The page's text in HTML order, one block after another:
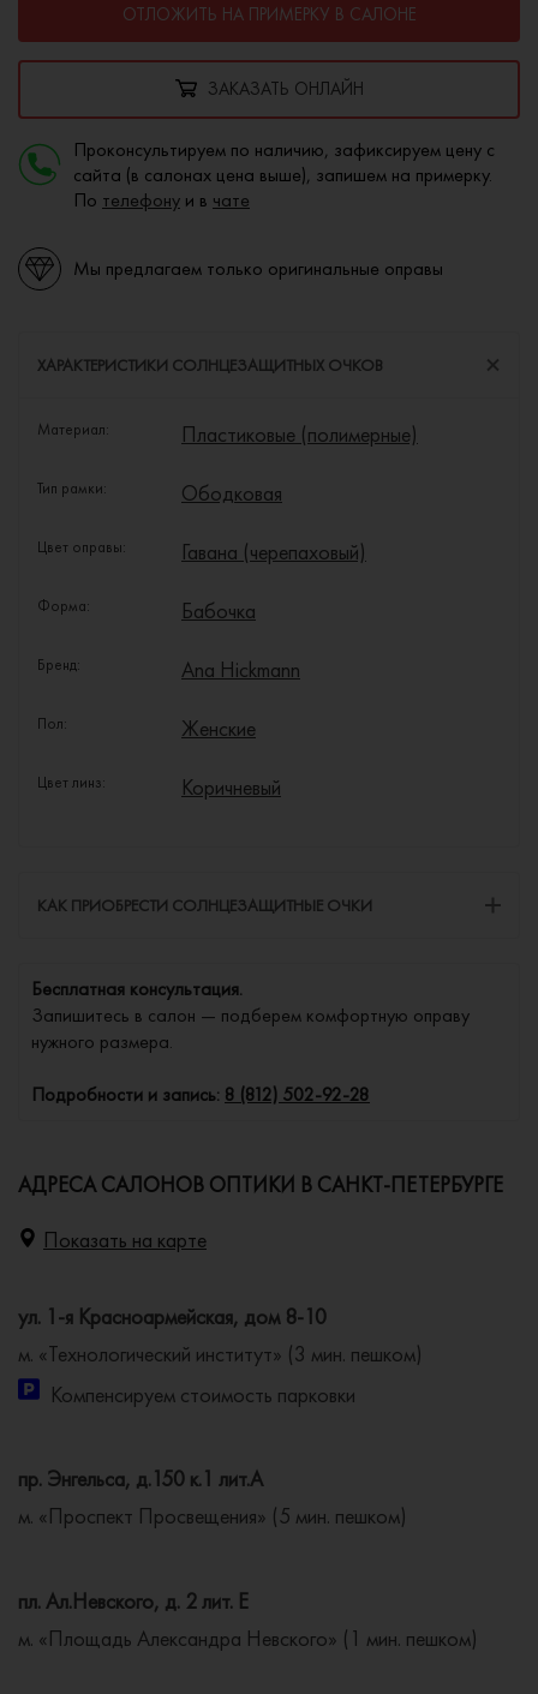
ОТЛОЖИТЬ НА ПРИМЕРКУ В САЛОНЕ
ЗАКАЗАТЬ ОНЛАЙН
Проконсультируем по наличию, зафиксируем цену с
сайта (в салонах цена выше), запишем на примерку.
По телефону и в чате
Мы предлагаем только оригинальные оправы
ХАРАКТЕРИСТИКИ СОЛНЦЕЗАЩИТНЫХ ОЧКОВ
Материал: Пластиковые (полимерные)
Тип рамки: Ободковая
Цвет оправы: Гавана (черепаховый)
Форма: Бабочка
Бренд: Ana Hickmann
Пол: Женские
Цвет линз: Коричневый
КАК ПРИОБРЕСТИ СОЛНЦЕЗАЩИТНЫЕ ОЧКИ
Бесплатная консультация.
Запишитесь в салон — подберем комфортную оправу
нужного размера.
Подробности и запись: 8 (812) 502-92-28
АДРЕСА САЛОНОВ ОПТИКИ В САНКТ-ПЕТЕРБУРГЕ
Показать на карте
ул. 1-я Красноармейская, дом 8-10
м. «Технологический институт» (3 мин. пешком)
Компенсируем стоимость парковки
пр. Энгельса, д.150 к.1 лит.А
м. «Проспект Просвещения» (5 мин. пешком)
пл. Ал.Невского, д. 2 лит. Е
м. «Площадь Александра Невского» (1 мин. пешком)